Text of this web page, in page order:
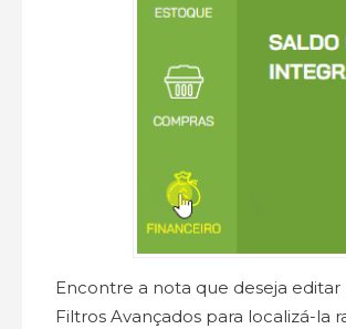
Encontre a nota que deseja editar
Filtros Avançados para localizá-la